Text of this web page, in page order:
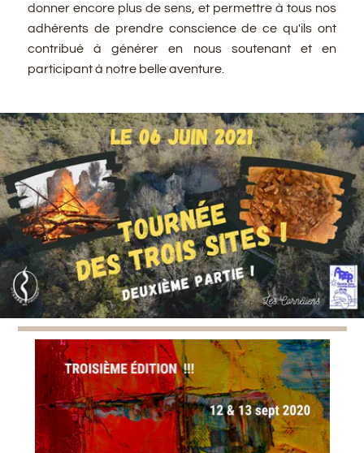
donner encore plus de sens, et permettre à tous nos
adhérents de prendre conscience de ce qu'ils ont
contribué à générer en nous soutenant et en
participant à notre belle aventure.